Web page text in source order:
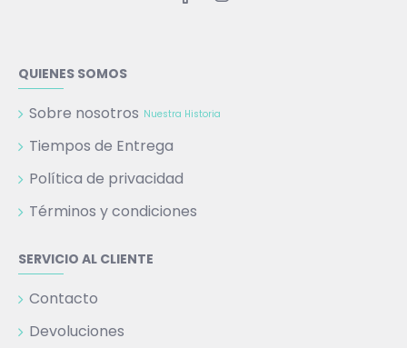
QUIENES SOMOS
Sobre nosotros Nuestra Historia
Tiempos de Entrega
Política de privacidad
Términos y condiciones
SERVICIO AL CLIENTE
Contacto
Devoluciones